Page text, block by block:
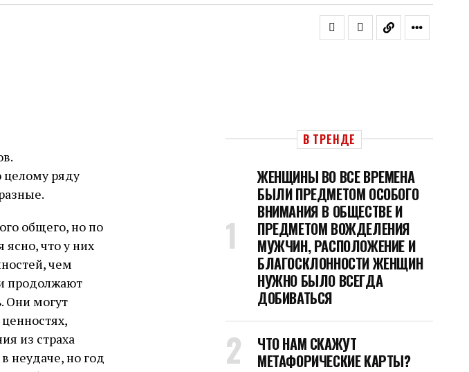
целому ряду
общего, но по
ясно, что у них
чем
продолжают
Они могут
из страха
неудаче, но год
В ТРЕНДЕ
ЖЕНЩИНЫ ВО ВСЕ ВРЕМЕНА
БЫЛИ ПРЕДМЕТОМ ОСОБОГО
ВНИМАНИЯ В ОБЩЕСТВЕ И
ПРЕДМЕТОМ ВОЖДЕЛЕНИЯ
МУЖЧИН, РАСПОЛОЖЕНИЕ И
БЛАГОСКЛОННОСТИ ЖЕНЩИН
НУЖНО БЫЛО ВСЕГДА
ДОБИВАТЬСЯ
ЧТО НАМ СКАЖУТ
МЕТАФОРИЧЕСКИЕ КАРТЫ?